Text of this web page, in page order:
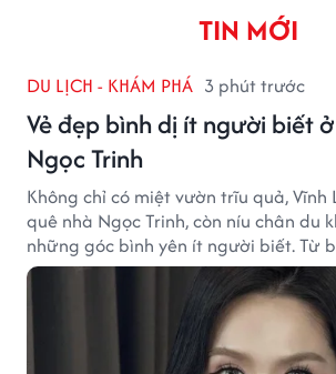
TIN MỚI
DU LỊCH - KHÁM PHÁ 3 phút trước
Vẻ đẹp bình dị ít người biết
Ngọc Trinh
Không chỉ có miệt vườn trĩu quả, Vĩnh
quê nhà Ngọc Trinh, còn níu chân du
những góc bình yên ít người biết. Từ
quê đến nhịp sống chậm rãi, tất cả
riêng của vùng đất miền Tây.